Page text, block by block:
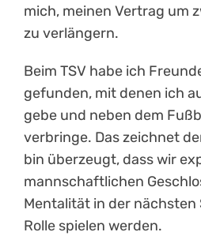
mich, meinen Vertrag um
zu verlängern.
Beim TSV habe ich
gefunden, mit denen ich
gebe und neben dem
verbringe. Das zeichnet
bin überzeugt, dass wir
mannschaftlichen
Mentalität in der nächsten
Rolle spielen werden.